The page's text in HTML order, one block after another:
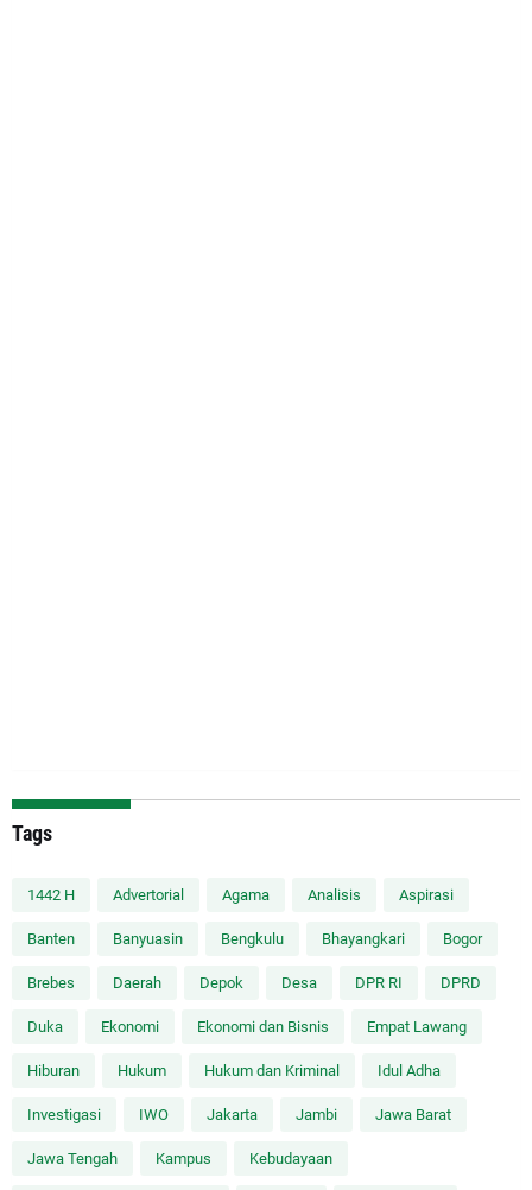
Tags
1442 H Advertorial Agama Analisis Aspirasi
Banten Banyuasin Bengkulu Bhayangkari Bogor
Brebes Daerah Depok Desa DPR RI DPRD
Duka Ekonomi Ekonomi dan Bisnis Empat Lawang
Hiburan Hukum Hukum dan Kriminal Idul Adha
Investigasi IWO Jakarta Jambi Jawa Barat
Jawa Tengah Kampus Kebudayaan